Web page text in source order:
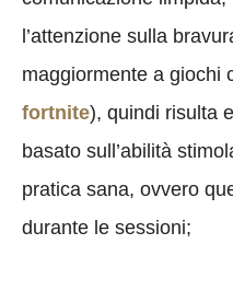
l’attenzione sulla
maggiormente a giochi
fortnite), quindi risulta
basato sull’abilità
pratica sana, ovvero
durante le sessioni;